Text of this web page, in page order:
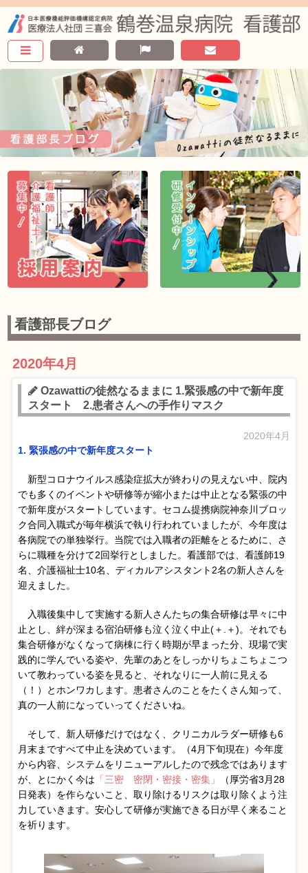
看護部長ブログ
2020年4月
Ozawattiの徒然なるままに 1.緊張感の中で新年度
スタート 2.患者さんへの手作りマスク
2020年4月
1. 緊張感の中で新年度スタート
新型コロナウイルス感染症拡大が終わりの見えない中、院内
でも多くのイベントや研修等が縮小または中止となる緊張の中
で新年度がスタートしています。セコム提携病院神奈川ブロッ
ク合同入職式が毎年横浜で執り行われていましたが、今年度は
各病院での単独挙行。当院では入職者の距離をとるために、さ
らに職種を分けて2回挙行としました。看護部では、看護師19
名、介護福祉士10名、ディカルアシスタント2名の新人さんを
迎えました。
入職後集中して実施する新人さんたちの集合研修は早々に中
止とし、絆が深まる宿泊研修も泣く泣く中止(＋.＋)。それでも
集合研修がなくなって病棟に行く時期が早まった分、現場で実
践的に学んでいる姿や、先輩のあとをしっかりちょこちょこつ
いて教わっている姿を見ると、それなりに一人前に見える
（！）とホンワカします。患者さんのことをたくさん知って、
真の一人前になっていってくださいね。
そして、新人研修だけではなく、クリニカルラダー研修も6
月末まですべて中止を決めています。（4月下旬現在）今年度
から内容、システムをリニューアルしたので残念ではあります
が、とにかく今は 「三密 密閉・密接・密集」
（厚労省3月28
日発表）を作らないこと、取り除けるリスクは取り除くよう注
力していきます。安心して研修が実施できる日が早く来ること
を祈ります。